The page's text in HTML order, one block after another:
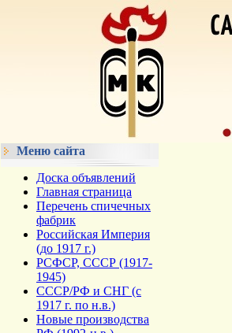
Меню сайта
Доска объявлений
Главная страница
Перечень спичечных
фабрик
Российская Империя
(до 1917 г.)
РСФСР, СССР (1917-
1945)
СССР/РФ и СНГ (с
1917 г. по н.в.)
Новые производства